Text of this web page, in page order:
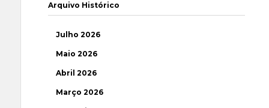
Arquivo Histórico
Julho 2026
Maio 2026
Abril 2026
Março 2026